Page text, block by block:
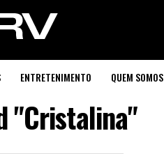
ENTRETENIMENTO QUEM SOMOS
"Cristalina"